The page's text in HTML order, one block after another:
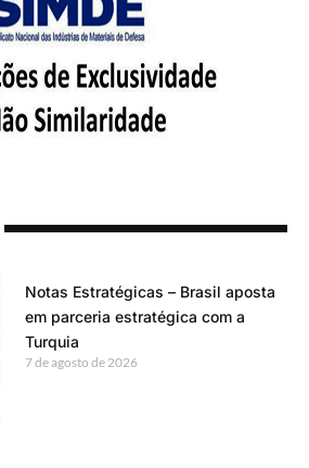
Notas Estratégicas – Brasil aposta
em parceria estratégica com a
Turquia
7 de agosto de 2026